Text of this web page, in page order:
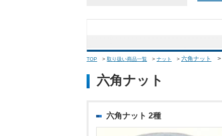
TOP > 取り扱い商品一覧 > ナット > 六角ナット >
六角ナット
六角ナット 2種